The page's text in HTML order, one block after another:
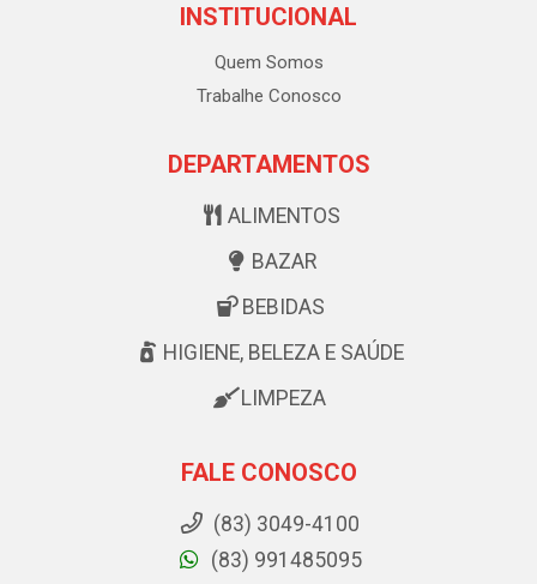
INSTITUCIONAL
Quem Somos
Trabalhe Conosco
DEPARTAMENTOS
ALIMENTOS
BAZAR
BEBIDAS
HIGIENE, BELEZA E SAÚDE
LIMPEZA
FALE CONOSCO
(83) 3049-4100
(83) 991485095